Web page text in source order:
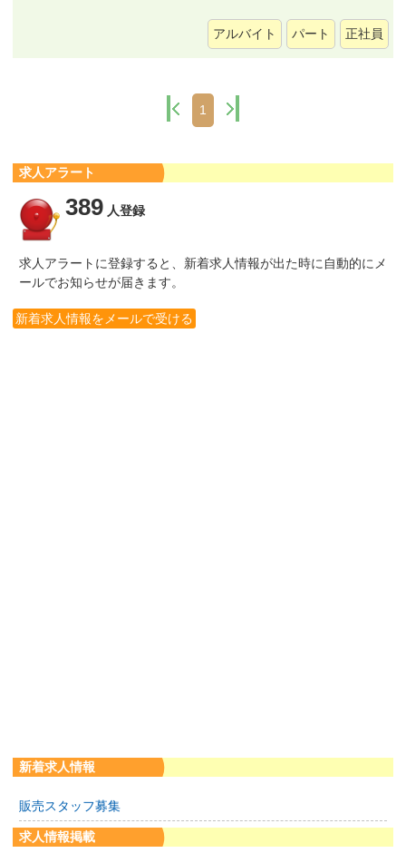
アルバイト パート 正社員
1
求人アラート
389 人登録
求人アラートに登録すると、新着求人情報が出た時に自動的にメ
ールでお知らせが届きます。
新着求人情報をメールで受ける
新着求人情報
販売スタッフ募集
求人情報掲載